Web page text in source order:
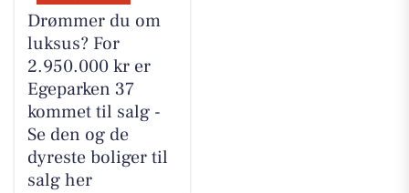
Drømmer du om
luksus? For
2.950.000 kr er
Egeparken 37
kommet til salg -
Se den og de
dyreste boliger til
salg her